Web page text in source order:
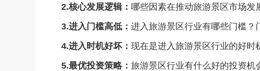
2.核心发展逻辑： 哪些因素在推动旅游景区市场发
3.进入门槛高低： 进入旅游景区行业有哪些门槛？
4.进入时机好坏： 现在是进入旅游景区行业的好时
5.最优投资策略： 旅游景区行业有什么好的投资机